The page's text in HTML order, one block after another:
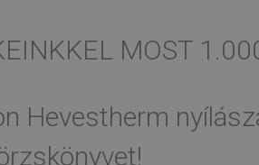
MOST
Hevestherm